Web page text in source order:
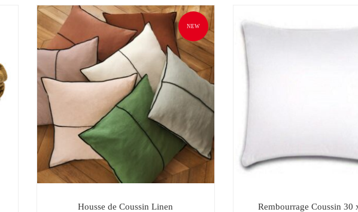
NEW
Housse de Coussin Linen
Rembourrage Coussin 30